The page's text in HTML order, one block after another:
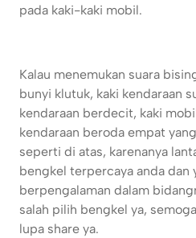
pada kaki-kaki mobil.
Kalau menemukan suara
bunyi klutuk, kaki kendaraan
kendaraan berdecit, kaki
kendaraan beroda empat
seperti di atas, karenanya
bengkel terpercaya anda dan
berpengalaman dalam
salah pilih bengkel ya,
lupa share ya.